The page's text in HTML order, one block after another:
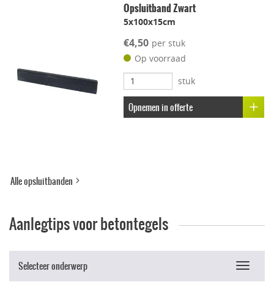
Opsluitband Zwart
5x100x15cm
€4,50 per stuk
Op voorraad
stuk
Opnemen in offerte
Alle opsluitbanden
Aanlegtips voor betontegels
Selecteer onderwerp
Toggle